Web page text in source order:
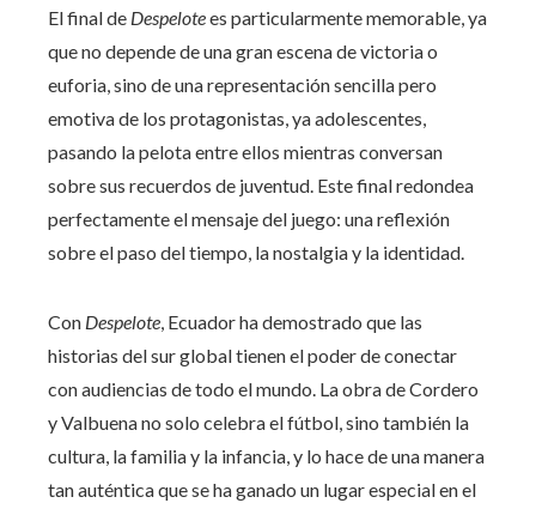
El final de Despelotees particularmente memorable, ya
que no depende de una gran escena de victoria o
euforia, sino de una representación sencilla pero
emotiva de los protagonistas, ya adolescentes,
pasando la pelota entre ellos mientras conversan
sobre sus recuerdos de juventud. Este final redondea
perfectamente el mensaje del juego: una reflexión
sobre el paso del tiempo, la nostalgia y la identidad.
Con Despelote , Ecuador ha demostrado que las
historias del sur global tienen el poder de conectar
con audiencias de todo el mundo. La obra de Cordero
y Valbuena no solo celebra el fútbol, sino también la
cultura, la familia y la infancia, y lo hace de una manera
tan auténtica que se ha ganado un lugar especial en el